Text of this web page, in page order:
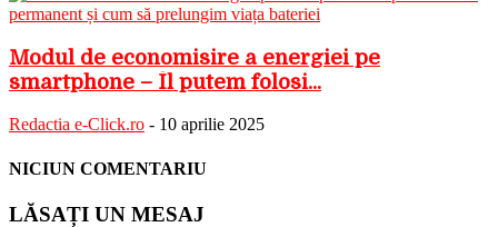
Modul de economisire a energiei pe
smartphone – Îl putem folosi...
Redactia e-Click.ro - 10 aprilie 2025
NICIUN COMENTARIU
LĂSAȚI UN MESAJ